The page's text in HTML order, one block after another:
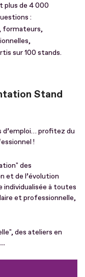
plus de 4 000
:
formateurs,
sur 100 stands.
Stand
d’emploi… profitez du
!
des
et de l’évolution
individualisée à toutes
et professionnelle,
des ateliers en